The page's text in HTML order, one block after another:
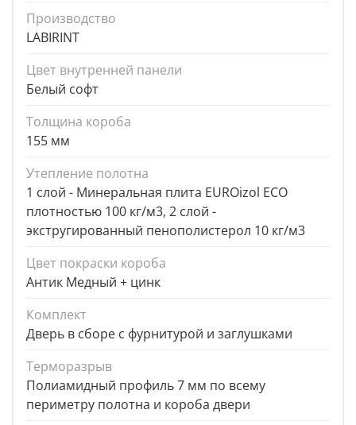
Производство
LABIRINT
Цвет внутренней панели
Белый софт
Толщина короба
155 мм
Утепление полотна
1 слой - Минеральная плита EUROizol ECO
плотностью 100 кг/м3, 2 слой -
экстругированный пенополистерол 10 кг/м3
Цвет покраски короба
Антик Медный + цинк
Комплект
Дверь в сборе с фурнитурой и заглушками
Терморазрыв
Полиамидный профиль 7 мм по всему
периметру полотна и короба двери